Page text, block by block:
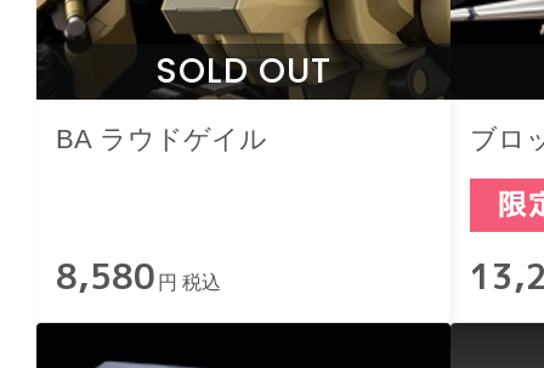
SOLD OUT
BA ラウドゲイル
8,580 円 税込
ブロ